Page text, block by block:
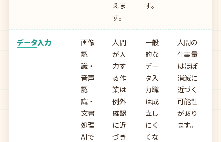
えま
す。
す。
データ入力
画像
認
識・
音声
認
識・
文書
処理
AIで
人間
が入
力す
る作
業は
例外
確認
に近
づき
一般
的な
デー
タ入
力職
は成
立し
にく
くな
人間の
仕事量
はほぼ
消滅に
近づく
可能性
があり
ます。